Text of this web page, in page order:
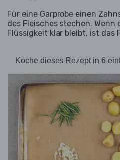
Für eine Garprobe einen
des Fleisches stechen. Wenn
Flüssigkeit klar bleibt, ist das
Koche dieses Rezept in 6